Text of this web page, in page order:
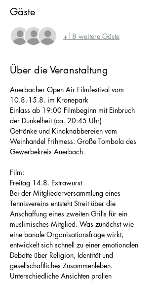
Gäste
+18 weitere Gäste
Über die Veranstaltung
Auerbacher Open Air Filmfestival vom
10.8.-15.8. im Kronepark
Einlass ab 19:00 Filmbeginn mit Einbruch
der Dunkelheit (ca. 20:45 Uhr)
Getränke und Kinoknabbereien vom
Weinhandel Frihmess. Große Tombola des
Gewerbekreis Auerbach.
Film:
Freitag 14.8. Extrawurst
Bei der Mitgliederversammlung eines
Tennisvereins entsteht Streit über die
Anschaffung eines zweiten Grills für ein
muslimisches Mitglied. Was zunächst wie
eine banale Organisationsfrage wirkt,
entwickelt sich schnell zu einer emotionalen
Debatte über Religion, Identität und
gesellschaftliches Zusammenleben.
Unterschiedliche Ansichten prallen